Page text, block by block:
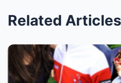
Related Articles